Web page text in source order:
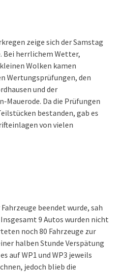
zeige sich der Samstag
Bei herrlichem Wetter,
Wolken kamen
Wertungsprüfungen, den
und der
Da die Prüfungen
bestanden, gab es
von vielen
beendet wurde, sah
9 Autos wurden nicht
noch 80 Fahrzeuge zur
halben Stunde Verspätung
auf WP1 und WP3 jeweils
jedoch blieb die